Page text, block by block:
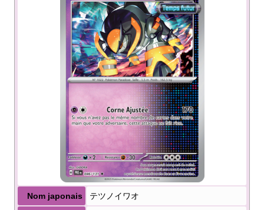
Nom japonais テツノイワオ